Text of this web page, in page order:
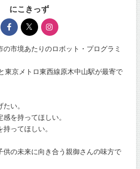
にこきっず
の市境あたりのロボット・プログラミ
東京メトロ東西線原木中山駅が最寄で
い。
を持ってほしい。
ってほしい。
供の未来に向き合う親御さんの味方で